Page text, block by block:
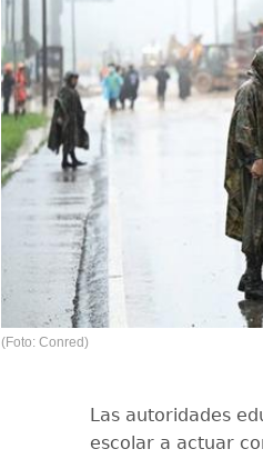
(Foto: Conred)
Las autoridades
escolar a actuar